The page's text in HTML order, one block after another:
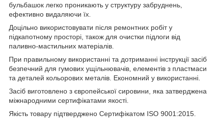
бульбашок легко проникають у структуру забруднень,
ефективно видаляючи їх.
Доцільно використовувати після ремонтних робіт у
підкапотному просторі, також для очистки підлоги від
паливно-мастильних матеріалів.
При правильному використанні та дотриманні інструкції засіб
безпечний для гумових ущільнювачів, елементів з пластмаси
та деталей кольорових металів. Економний у використанні.
Засіб виготовлено з європейської сировини, яка затверджена
міжнародними сертифікатами якості.
Якість товару підтверджено Сертифікатом ISO 9001:2015.